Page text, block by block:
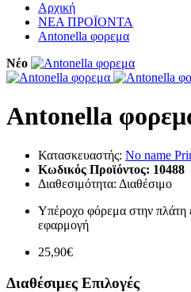
Αρχική
ΝΕΑ ΠΡΟΪΟΝΤΑ
Antonella φορεμα
Νέο
Antonella
Κατασκευαστής: No name
Κωδικός Προϊόντος: 10488
Διαθεσιμότητα: Διαθέσιμο
Υπέροχο φόρεμα στην πλάτη
εφαρμογή
25,90€
Διαθέσιμες Επιλογές